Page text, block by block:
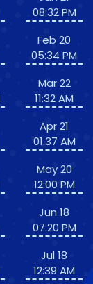
08:32 PM
Feb 20
05:34 PM
Mar 22
11:32 AM
Apr 21
01:37 AM
May 20
12:00 PM
Jun 18
07:20 PM
Jul 18
12:39 AM